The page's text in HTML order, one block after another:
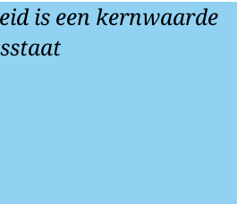
is een kernwaarde